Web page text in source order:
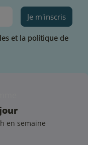
Je m'inscris
et la politique de
en semaine